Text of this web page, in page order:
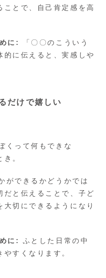
とで、自己肯定感を高
に:
「〇〇のこういう
的に伝えると、実感しや
だけで嬉しい
くって何もできな
。
ができるかどうかでは
だと伝えることで、子ど
切にできるようになり
に:
ふとした日常の中
すくなります。